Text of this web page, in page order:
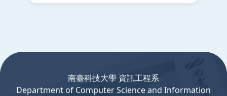
南臺科技大學 資訊工程系
Departmentof ComputerScience and Information